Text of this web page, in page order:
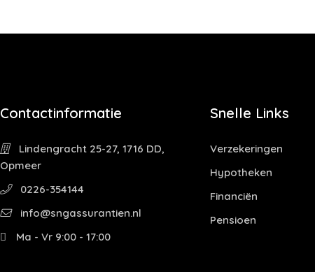
Contactinformatie
Lindengracht 25-27, 1716 DD,
Opmeer
0226-354144
info@sngassurantien.nl
Ma - Vr 9:00 - 17:00
Snelle Links
Verzekeringen
Hypotheken
Financiën
Pensioen